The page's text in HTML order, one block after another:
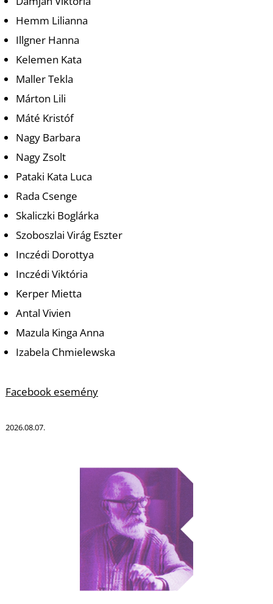
Hemm Lilianna
Illgner Hanna
Kelemen Kata
Maller Tekla
Márton Lili
Máté Kristóf
Nagy Barbara
Nagy Zsolt
Pataki Kata Luca
Rada Csenge
Skaliczki Boglárka
Szoboszlai Virág Eszter
Inczédi Dorottya
Inczédi Viktória
Kerper Mietta
Antal Vivien
Mazula Kinga Anna
Izabela Chmielewska
Facebook esemény
2026.08.07.